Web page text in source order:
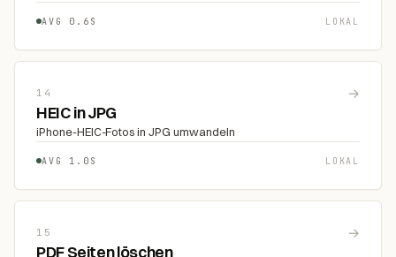
AVG 0.6S LOKAL
14 →
HEIC in JPG
iPhone-HEIC-Fotos in JPG umwandeln
AVG 1.0S LOKAL
15 →
PDF Seiten löschen